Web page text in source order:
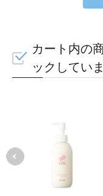
カート内の
ックしてい